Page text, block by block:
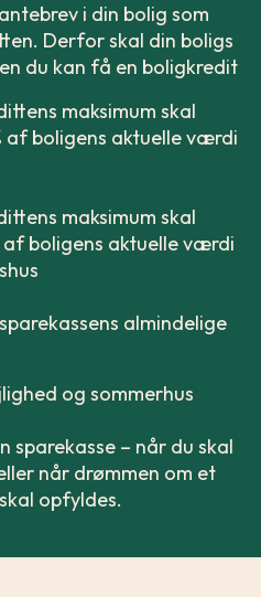
i din bolig som
Derfor skal din boligs
du kan få en boligkredit
maksimum skal
af boligens aktuelle værdi
maksimum skal
af boligens aktuelle værdi
almindelige
og sommerhus
sparekasse – når du skal
når drømmen om et
opfyldes.